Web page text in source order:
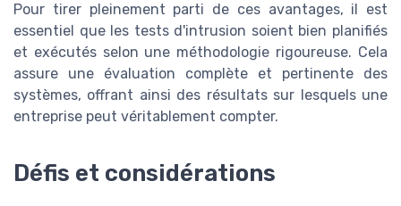
Pour tirer pleinement parti de ces avantages, il est
essentiel que les tests d'intrusion soient bien planifiés
et exécutés selon une méthodologie rigoureuse. Cela
assure une évaluation complète et pertinente des
systèmes, offrant ainsi des résultats sur lesquels une
entreprise peut véritablement compter.
Défis et considérations